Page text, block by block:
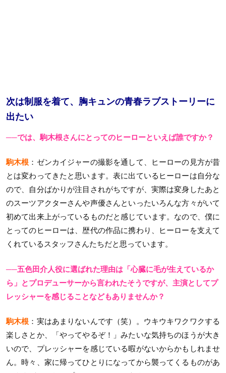
次は制服を着て、胸キュンの青春ラブストーリーに
出たい
──では、駒木根さんにとってのヒーローといえば誰ですか？
駒木根 ：ゼンカイジャーの撮影を通して、ヒーローの見方が昔
とは変わってきたと思います。表に出ているヒーローは自分な
ので、自分ばかりが注目されがちですが、実際は変身したあと
のスーツアクターさんや声優さんといったいろんな方々がいて
初めて出来上がっているものだと感じています。なので、僕に
とってのヒーローは、歴代の作品に携わり、ヒーローを支えて
くれているスタッフさんたちだと思っています。
──五色田介人役に選ばれた理由は「心臓に毛が生えているか
ら」とプロデューサーから言われたそうですが、主演としてプ
レッシャーを感じることなどもありませんか？
駒木根 ：実はあまりないんです（笑）。ウキウキワクワクする
楽しさとか、「やってやるぞ！」みたいな気持ちのほうが大き
いので、プレッシャーを感じている暇がないからかもしれませ
ん。時々、家に帰ってひとりになってから襲ってくるものがあ